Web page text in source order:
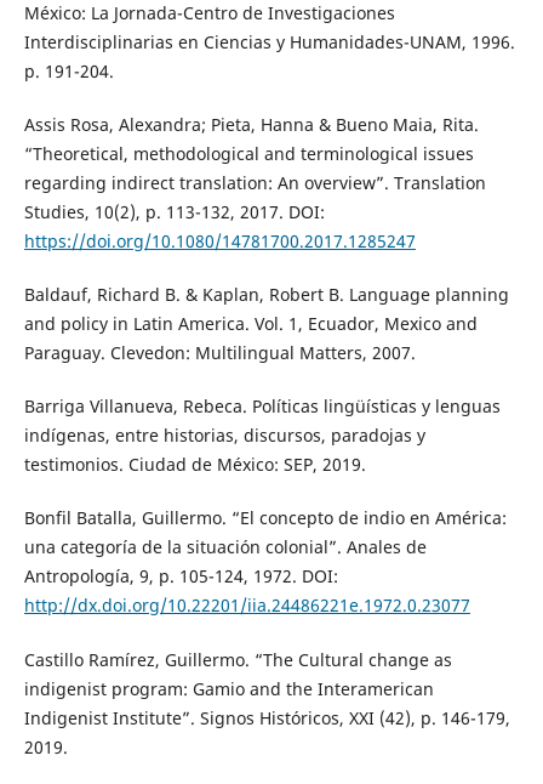
México: La Jornada-Centro de Investigaciones
Interdisciplinarias en Ciencias y Humanidades-UNAM, 1996.
p. 191-204.
Assis Rosa, Alexandra; Pieta, Hanna & Bueno Maia, Rita.
“Theoretical, methodological and terminological issues
regarding indirect translation: An overview”. Translation
Studies, 10(2), p. 113-132, 2017. DOI:
https://doi.org/10.1080/14781700.2017.1285247
Baldauf, Richard B. & Kaplan, Robert B. Language planning
and policy in Latin America. Vol. 1, Ecuador, Mexico and
Paraguay. Clevedon: Multilingual Matters, 2007.
Barriga Villanueva, Rebeca. Políticas lingüísticas y lenguas
indígenas, entre historias, discursos, paradojas y
testimonios. Ciudad de México: SEP, 2019.
Bonfil Batalla, Guillermo. “El concepto de indio en América:
una categoría de la situación colonial”. Anales de
Antropología, 9, p. 105-124, 1972. DOI:
http://dx.doi.org/10.22201/iia.24486221e.1972.0.23077
Castillo Ramírez, Guillermo. “The Cultural change as
indigenist program: Gamio and the Interamerican
Indigenist Institute”. Signos Históricos, XXI (42), p. 146-179,
2019.